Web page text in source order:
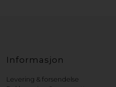
Informasjon
Levering & forsendelse